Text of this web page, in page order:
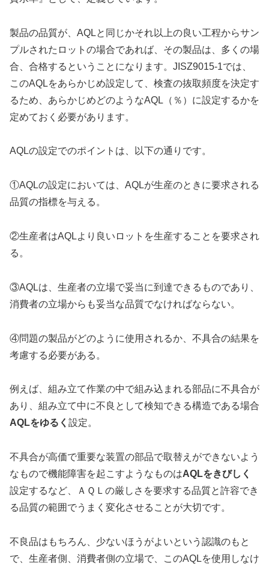
製品の品質が、AQLと同じかそれ以上の良い工程からサン
プルされたロットの場合であれば、その製品は、多くの場
合、合格するということになります。JISZ9015-1では、
このAQLをあらかじめ設定して、検査の抜取頻度を決定す
るため、あらかじめどのようなAQL（％）に設定するかを
定めておく必要があります。
AQLの設定でのポイントは、以下の通りです。
①AQLの設定においては、AQLが生産のときに要求される
品質の指標を与える。
②生産者はAQLより良いロットを生産することを要求され
る。
③AQLは、生産者の立場で妥当に到達できるものであり、
消費者の立場からも妥当な品質でなければならない。
④問題の製品がどのように使用されるか、不具合の結果を
考慮する必要がある。
例えば、組み立て作業の中で組み込まれる部品に不具合が
あり、組み立て中に不良として検知できる構造である場合
AQLをゆるく 設定。
不具合が高価で重要な装置の部品で取替えができないよう
なもので機能障害を起こすようなものはAQLをきびしく
設定するなど、ＡＱＬの厳しさを要求する品質と許容でき
る品質の範囲でうまく変化させることが大切です。
不良品はもちろん、少ないほうがよいという認識のもと
で、生産者側、消費者側の立場で、このAQLを使用しなけ